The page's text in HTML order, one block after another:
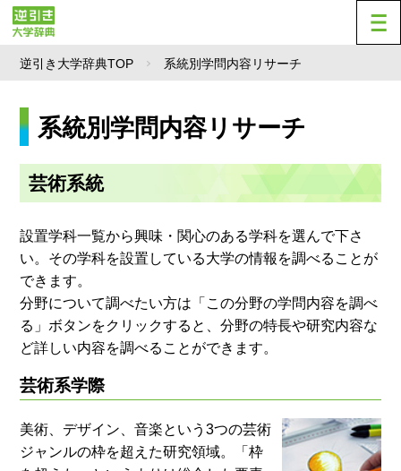
逆引き大学辞典TOP 系統別学問内容リサーチ
系統別学問内容リサーチ
芸術系統
設置学科一覧から興味・関心のある学科を選んで下さ
い。その学科を設置している大学の情報を調べることが
できます。
分野について調べたい方は「この分野の学問内容を調べ
る」ボタンをクリックすると、分野の特長や研究内容な
ど詳しい内容を調べることができます。
芸術系学際
美術、デザイン、音楽という3つの芸術
ジャンルの枠を超えた研究領域。「枠